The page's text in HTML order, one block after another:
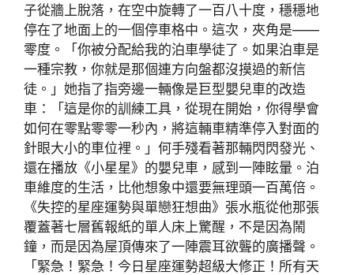
子從牆上脫落，在空中旋轉了一百八十度，穩穩地
停在了地面上的一個停車格中。這次，夾角是——
零度。「你被分配給我的泊車學徒了。如果泊車是
一種宗教，你就是那個連方向盤都沒摸過的新信
徒。」她指了指旁邊一輛像是巨型嬰兒車的改造
車：「這是你的訓練工具，從現在開始，你得學會
如何在零點零零一秒內，將這輛車精準停入對面的
針眼大小的車位裡。」何手殘看著那輛閃閃發光、
還在播放《小星星》的嬰兒車，感到一陣眩暈。泊
車維度的生活，比他想象中還要無理頭一百萬倍。
《失控的星座運勢與單戀狂想曲》張水瓶從他那張
覆蓋著七層舊報紙的單人床上驚醒，不是因為鬧
鐘，而是因為屋頂傳來了一陣震耳欲聾的廣播聲。
「緊急！緊急！今日星座運勢超級大修正！所有天